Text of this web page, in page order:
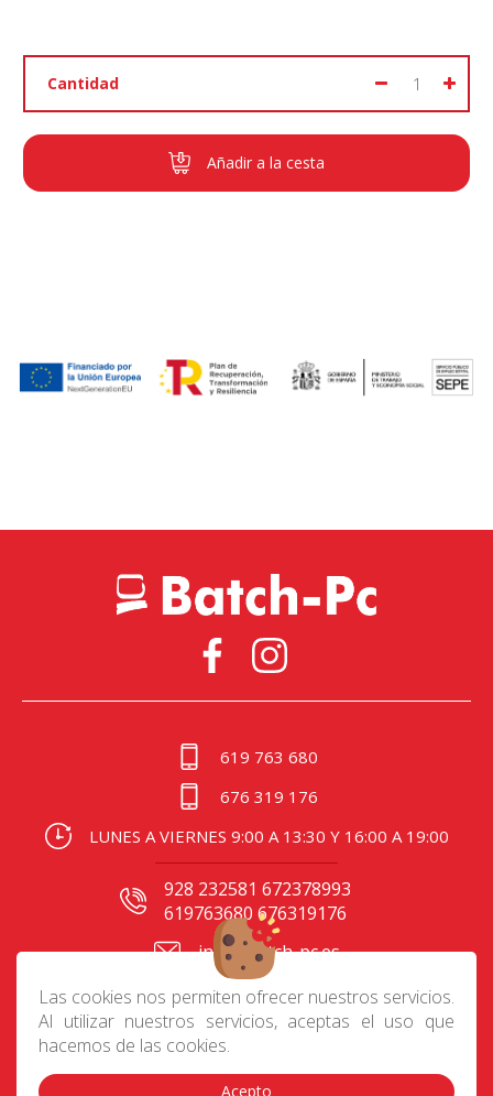
Las cookies nos permiten ofrecer nuestros servicios.
Al utilizar nuestros servicios, aceptas el uso que
hacemos de las cookies.
Acepto
Cantidad
Añadir a la cesta
619 763 680
676 319 176
LUNES A VIERNES 9:00 A 13:30 Y 16:00 A 19:00
928 232581 672378993
619763680 676319176
info@batch-pc.es
C/ Gral. Mas de Gaminde
24 35006, Las Palmas